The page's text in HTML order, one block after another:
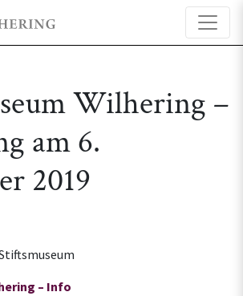
Wilhering –
am 6.
2019
– Info